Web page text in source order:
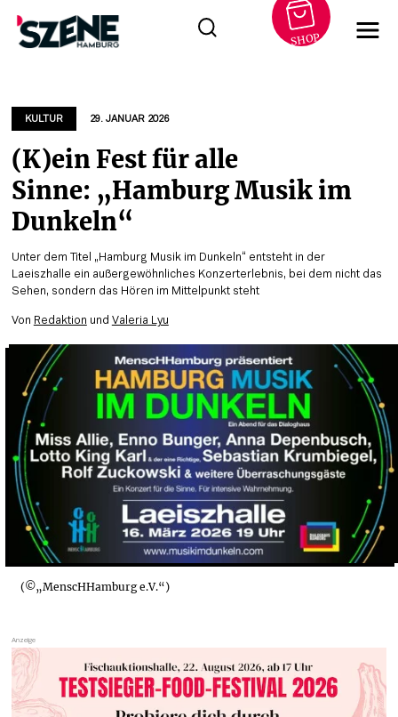
springen
SHOP
KULTUR 29. JANUAR 2026
(K)ein Fest für alle
Sinne: „Hamburg Musik im
Dunkeln“
Unter dem Titel „Hamburg Musik im Dunkeln“ entsteht in der
Laeiszhalle ein außergewöhnliches Konzerterlebnis, bei dem nicht das
Sehen, sondern das Hören im Mittelpunkt steht
Von Redaktion und Valeria Lyu
(©„MenscHHamburg e.V.“)